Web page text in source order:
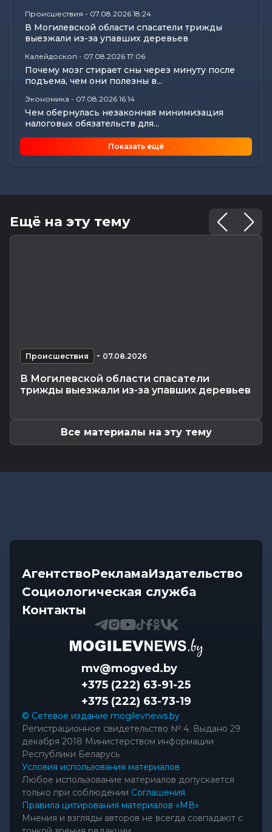
Происшествия - 07.08.2026 18:24
В Могилевской области спасатели трижды
выезжали из-за упавших деревьев
Калейдоскоп - 07.08.2026 17:06
Почему мозг стирает сны через минуту после
подъема, чем они полезны в...
Экономика - 07.08.2026 16:14
Чем обернулась незаконная минимизация
налоговых обязательств для...
Цифры, технологии и кадры: главные итоги
вступительной кампании...
В Могилеве предали земле останки более 140
Общество -07.08.2026 15:00
Общество -07.08.2026 13:46
начальник
Происшествия
Показать ещё
Ещё на эту тему
Происшествия - 07.08.2026
В Могилевской области спасатели
трижды выезжали из-за упавших деревьев
Все материалы на эту тему
АгентствоРекламаИздательство
Социологическая служба
Контакты
mv@mogved.by
+375 (222) 63-91-25
+375 (222) 63-73-19
© Сетевое издание mogilevnews.by
Регистрационное свидетельство № 4. Выдано 29
декабря 2018 Министерством информации
Республики Беларусь
Условия использования материалов
Любое использование материалов допускается
только при соблюдении Соглашения
Правила цитирования материалов «МВ»
Мнения и взгляды авторов не всегда совпадают с